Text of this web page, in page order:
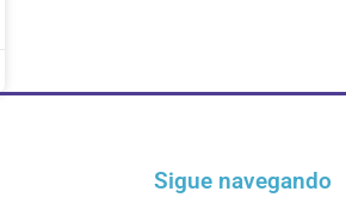
Sigue navegando